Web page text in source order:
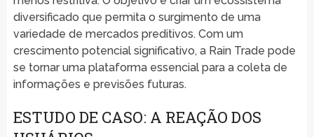
diversificado que permita o surgimento de uma
variedade de mercados preditivos. Com um
crescimento potencial significativo, a Rain Trade pode
se tornar uma plataforma essencial para a coleta de
informações e previsões futuras.
ESTUDO DE CASO: A REAÇÃO DOS